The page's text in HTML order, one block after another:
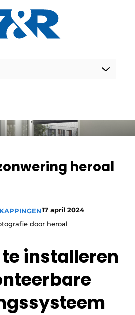
DE EN
heroal
17 april 2024
door heroal
installeren